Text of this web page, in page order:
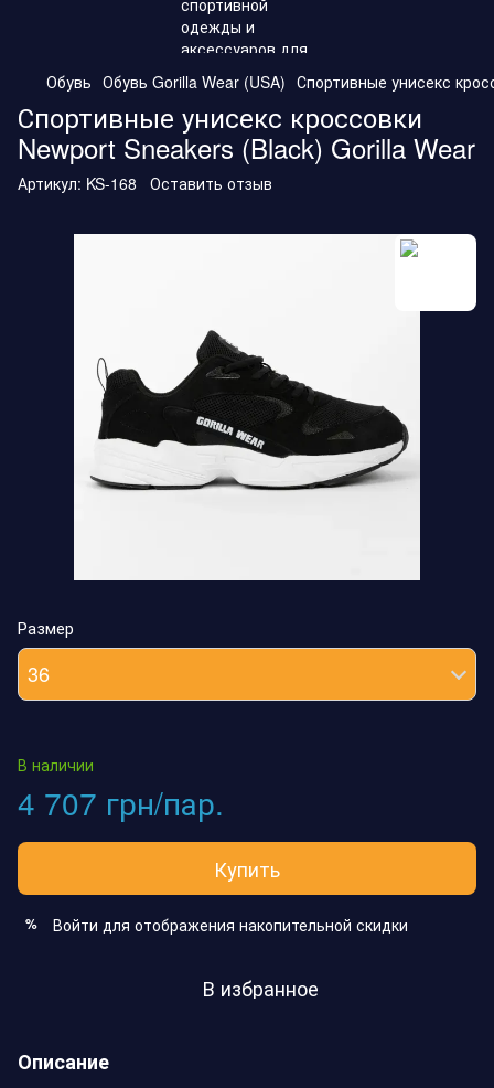
Обувь Обувь Gorilla Wear (USA) Спортивные унисекс
Спортивные унисекс кроссовки
Newport Sneakers (Black) Gorilla Wear
Артикул: KS-168 Оставить отзыв
Размер
36
В наличии
4 707 грн/пар.
Купить
% Войти для отображения накопительной скидки
В избранное
Описание